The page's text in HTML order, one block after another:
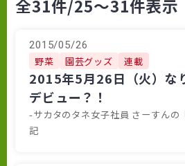
全31件/25～31件表示
2015/05/26
野菜 園芸グッズ 連載
2015年5月26日（火）な
デビュー？！
-サカタのタネ女子社員 さーすんの
記